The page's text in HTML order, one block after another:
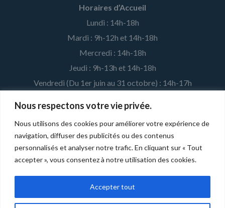
Nous respectons votre vie privée.
Nous utilisons des cookies pour améliorer votre expérience de
navigation, diffuser des publicités ou des contenus
personnalisés et analyser notre trafic. En cliquant sur « Tout
accepter », vous consentez à notre utilisation des cookies.
Accepter tout
Horaires d’Accueil
Lundi : 14h-18h
Mardi : 9h-12h et 14h-18h
Mercredi : 14h-18h
Jeudi : 9h-13h et 14h-18h
Vendredi (Du 1er juin au 31 octobre) : 14h-17h
MENTIONS LÉGALES ET CRÉDITS
Développé par laFédération Léo Lagrangepour l'association
affiliée. |Mentions légales